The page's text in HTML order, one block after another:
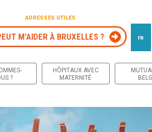
ADRESSES UTILES
M’AIDER À BRUXELLES ? FR
?
HÔPITAUX AVEC
MATERNITÉ